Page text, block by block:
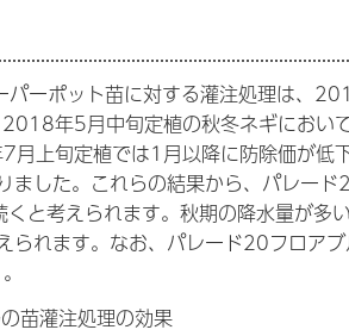
ーポット苗に対する灌注処理は、
年5月中旬定植の秋冬ネギにおい
上旬定植では1月以降に防除価が
ました。これらの結果から、パレー
と考えられます。秋期の降水量が多
れます。なお、パレード20フロア
苗灌注処理の効果